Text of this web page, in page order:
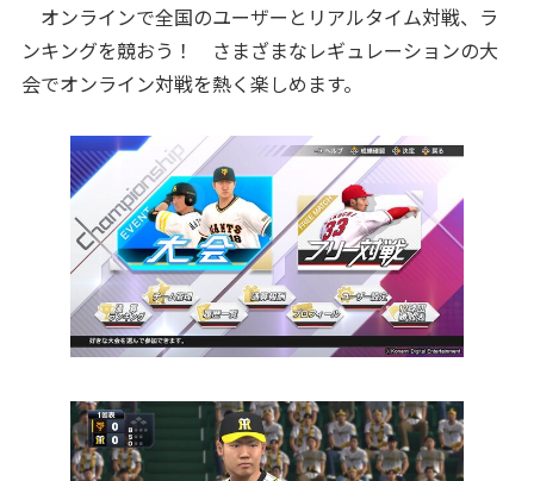
オンラインで全国のユーザーとリアルタイム対戦、ラ
ンキングを競おう！ さまざまなレギュレーションの大
会でオンライン対戦を熱く楽しめます。